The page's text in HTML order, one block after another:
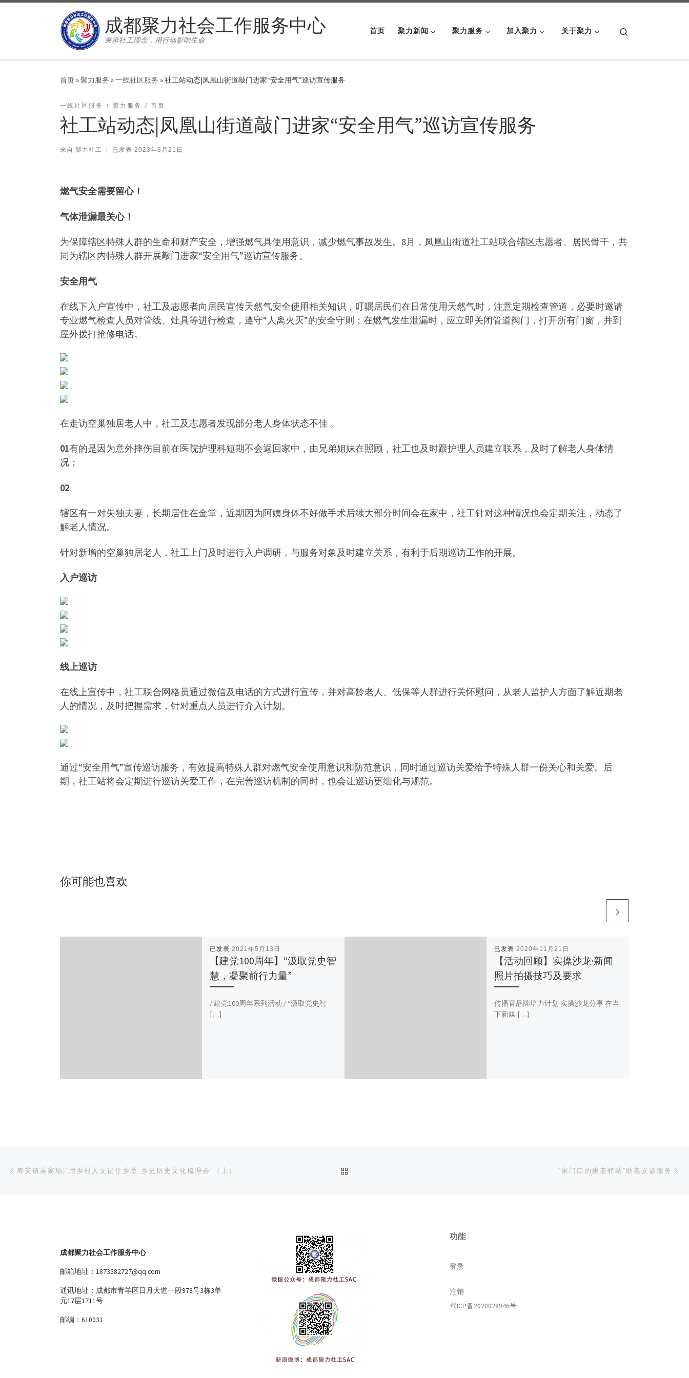
成都聚力社会工作服务中心
秉承社工理念，用行动影响生命
首页 聚力新闻 聚力服务 加入聚力 关于聚力
首页»聚力服务 »一线社区服务 »社工站动态|凤凰山街道敲门进家“安全用气”巡访宣传服务
一线社区服务 聚力服务 首页
社工站动态|凤凰山街道敲门进家“安全用气”巡访宣传服务
来自 聚力社工 已发表 2023年8月21日
燃气安全需要留心！
气体泄漏最关心！
为保障辖区特殊人群的生命和财产安全，增强燃气具使用意识，减少燃气事故发生。8月，凤凰山街道社工站联合辖区志愿者、居民骨干，共
同为辖区内特殊人群开展敲门进家“安全用气”巡访宣传服务。
安全用气
在线下入户宣传中，社工及志愿者向居民宣传天然气安全使用相关知识，叮嘱居民们在日常使用天然气时，注意定期检查管道，必要时邀请
专业燃气检查人员对管线、灶具等进行检查，遵守“人离火灭”的安全守则；在燃气发生泄漏时，应立即关闭管道阀门，打开所有门窗，并到
屋外拨打抢修电话。
在走访空巢独居老人中，社工及志愿者发现部分老人身体状态不佳 。
01有的是因为意外摔伤目前在医院护理科短期不会返回家中，由兄弟姐妹在照顾，社工也及时跟护理人员建立联系，及时了解老人身体情
况；
02
辖区有一对失独夫妻，长期居住在金堂，近期因为阿姨身体不好做手术后续大部分时间会在家中，社工针对这种情况也会定期关注，动态了
解老人情况。
针对新增的空巢独居老人，社工上门及时进行入户调研，与服务对象及时建立关系，有利于后期巡访工作的开展。
入户巡访
线上巡访
在线上宣传中，社工联合网格员通过微信及电话的方式进行宣传，并对高龄老人、低保等人群进行关怀慰问，从老人监护人方面了解近期老
人的情况，及时把握需求，针对重点人员进行介入计划。
通过“安全用气”宣传巡访服务，有效提高特殊人群对燃气安全使用意识和防范意识，同时通过巡访关爱给予特殊人群一份关心和关爱。后
期，社工站将会定期进行巡访关爱工作，在完善巡访机制的同时，也会让巡访更细化与规范。
你可能也喜欢
已发表 2021年5月13日
【建党100周年】“汲取党史智
慧，凝聚前行力量”
/ 建党100周年系列活动 / “汲取党史智
[…]
已发表 2020年11月21日
【活动回顾】实操沙龙·新闻
照片拍摄技巧及要求
传播官品牌培力计划 实操沙龙分享 在当
下新媒 […]
文章导航
寿安镇吴家场|“用乡村人文记住乡愁·乡史历史文化梳理会”（上） “家门口的惠老驿站”助老义诊服务
成都聚力社会工作服务中心
邮箱地址：1873582727@qq.com
通讯地址：成都市青羊区日月大道一段978号3栋3单
元17层1711号
邮编：610031
功能
登录
注销
蜀ICP备2020028946号